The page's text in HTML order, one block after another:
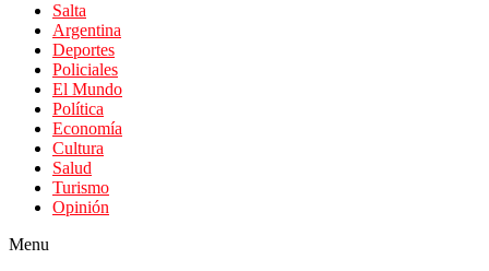
Salta
Argentina
Deportes
Policiales
El Mundo
Política
Economía
Cultura
Salud
Turismo
Opinión
Menu